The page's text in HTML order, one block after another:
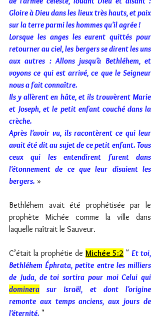
Gloire à Dieu dans les lieux très hauts, et paix
sur la terre parmi les hommes qu'il agrée !
Lorsque les anges les eurent quittés pour
retourner au ciel, les bergers se dirent les uns
aux autres : Allons jusqu'à Bethléhem, et
voyons ce qui est arrivé, ce que le Seigneur
nous a fait connaître.
Ils y allèrent en hâte, et ils trouvèrent Marie
et Joseph, et le petit enfant couché dans la
crèche.
Après l'avoir vu, ils racontèrent ce qui leur
avait été dit au sujet de ce petit enfant. Tous
ceux qui les entendirent furent dans
l'étonnement de ce que leur disaient les
bergers. »
Bethléhem avait été prophétisée par le
prophète Michée comme la ville dans
laquelle naîtrait le Sauveur.
C’était la prophétie de Michée 5:2 " Et toi,
Bethléhem Éphrata, petite entre les milliers
dominera sur Israël, et dont l'origine
remonte aux temps anciens, aux jours de
l'éternité. "